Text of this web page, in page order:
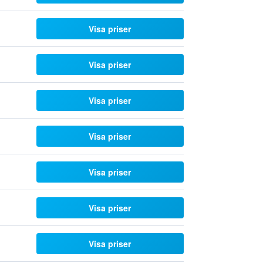
Visa priser
Visa priser
Visa priser
Visa priser
Visa priser
Visa priser
Visa priser